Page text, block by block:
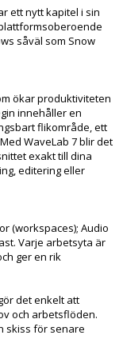
ett nytt kapitel i sin
såväl som Snow
ökar produktiviteten
innehåller en
flikområde, ett
WaveLab 7 blir det
exakt till dina
editering eller
(workspaces); Audio
Varje arbetsyta är
ger en rik
det enkelt att
och arbetsflöden.
skiss för senare